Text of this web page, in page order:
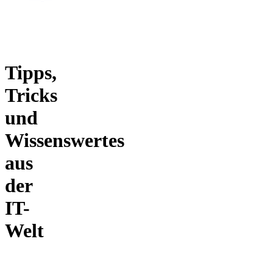
Tipps,
Tricks
und
Wissenswertes
aus
der
IT-
Welt